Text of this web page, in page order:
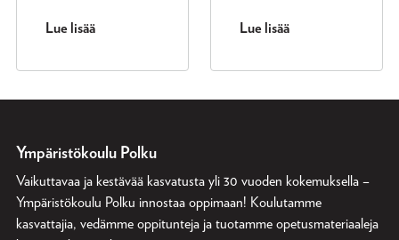
Lue lisää Lue lisää
Ympäristökoulu Polku
Vaikuttavaa ja kestävää kasvatusta yli 30 vuoden kokemuksella –
Ympäristökoulu Polku innostaa oppimaan! Koulutamme
kasvattajia, vedämme oppitunteja ja tuotamme opetusmateriaaleja